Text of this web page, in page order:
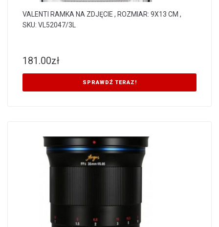
VALENTI RAMKA NA ZDJĘCIE , ROZMIAR: 9X13 CM ,
SKU: VL52047/3L
181.00zł
SPRAWDŹ TERAZ!